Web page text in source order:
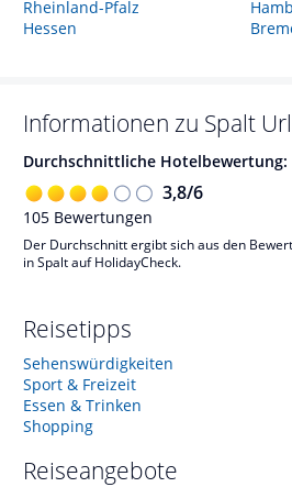
Rheinland-Pfalz
Hessen
Informationen zu Spalt
Durchschnittliche Hotelbewertung:
3,8/6
105 Bewertungen
Der Durchschnitt ergibt sich aus den
in Spalt auf HolidayCheck.
Reisetipps
Sehenswürdigkeiten
Sport & Freizeit
Essen & Trinken
Shopping
Reiseangebote